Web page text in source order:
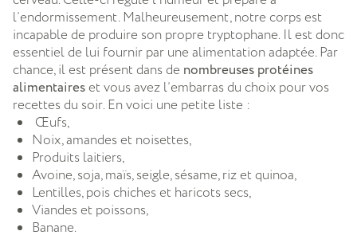
l’endormissement. Malheureusement, notre corps est
incapable de produire son propre tryptophane. Il est donc
essentiel de lui fournir par une alimentation adaptée. Par
chance, il est présent dans de nombreuses protéines
alimentaireset vous avez l’embarras du choix pour vos
recettes du soir. En voici une petite liste :
Œufs,
Noix, amandes et noisettes,
Produits laitiers,
Avoine, soja, maïs, seigle, sésame, riz et quinoa,
Lentilles, pois chiches et haricots secs,
Viandes et poissons,
Banane.